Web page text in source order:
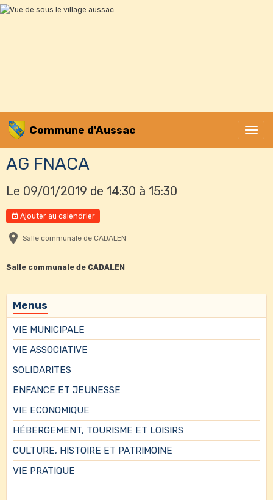
Commune d'Aussac
AG FNACA
Le 09/01/2019 de 14:30 à 15:30
Ajouter au calendrier
Salle communale de CADALEN
Salle communale de CADALEN
Menus
VIE MUNICIPALE
VIE ASSOCIATIVE
SOLIDARITES
ENFANCE ET JEUNESSE
VIE ECONOMIQUE
HÉBERGEMENT, TOURISME ET LOISIRS
CULTURE, HISTOIRE ET PATRIMOINE
VIE PRATIQUE